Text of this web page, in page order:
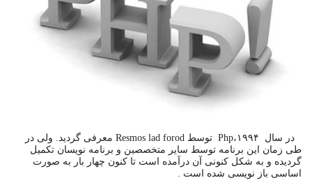
در سال ۱۹۹۴،Php توسط Resmos lad forod معرفی گردید. ولی در
طی زمان این برنامه توسط سایر متخصصین و برنامه نویسان تکمیل
گردیده و به شکل کنونی آن درآمده است تا کنون چهار بار به صورت
اساسی باز نویسی شده است .